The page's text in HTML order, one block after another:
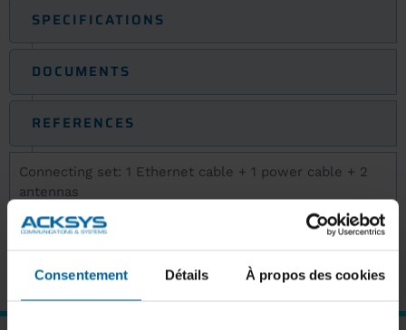
Consentement Détails À propos des cookies
SPECIFICATIONS
DOCUMENTS
REFERENCES
Connecting set: 1 Ethernet cable + 1 power cable + 2
antennas